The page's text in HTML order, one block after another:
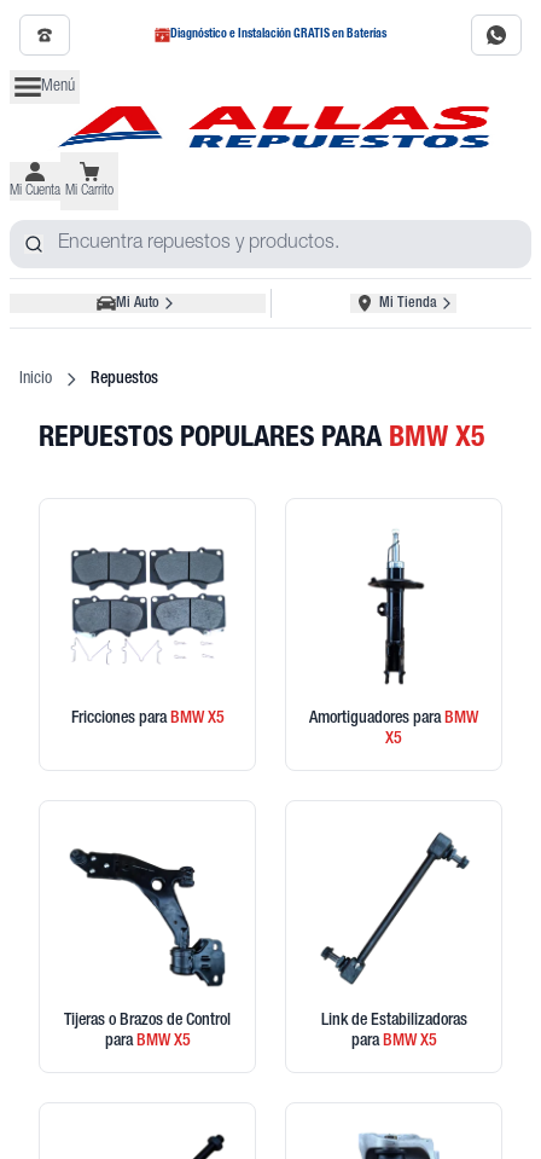
Diagnóstico e Instalación GRATIS en Baterías
Menú
Mi Cuenta Mi Carrito
Mi Auto Mi Tienda
Inicio Repuestos
REPUESTOS POPULARES PARA BMW X5
Fricciones paraBMWX5 Amortiguadores paraBMW
X5
Tijeras o Brazos de Control
paraBMWX5
Link de Estabilizadoras
paraBMWX5